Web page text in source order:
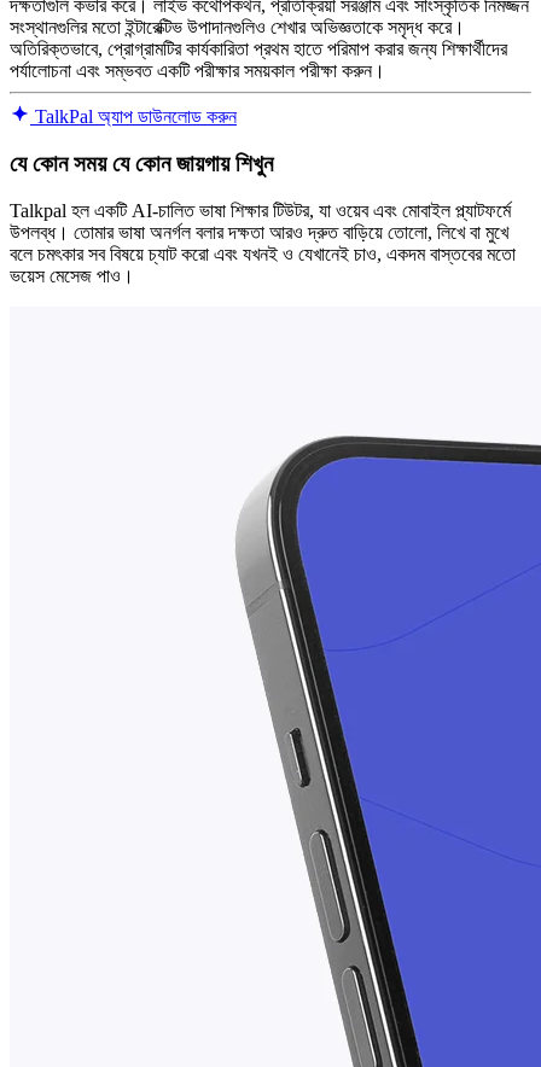
দক্ষতাগুলি কভার করে। লাইভ কথোপকথন, প্রতিক্রিয়া সরঞ্জাম এবং সাংস্কৃতিক নিমজ্জন
সংস্থানগুলির মতো ইন্টারেক্টিভ উপাদানগুলিও শেখার অভিজ্ঞতাকে সমৃদ্ধ করে।
অতিরিক্তভাবে, প্রোগ্রামটির কার্যকারিতা প্রথম হাতে পরিমাপ করার জন্য শিক্ষার্থীদের
পর্যালোচনা এবং সম্ভবত একটি পরীক্ষার সময়কাল পরীক্ষা করুন।
TalkPal অ্যাপ ডাউনলোড করুন
যে কোন সময় যে কোন জায়গায় শিখুন
Talkpal হল একটি AI-চালিত ভাষা শিক্ষার টিউটর, যা ওয়েব এবং মোবাইল প্ল্যাটফর্মে
উপলব্ধ। তোমার ভাষা অনর্গল বলার দক্ষতা আরও দ্রুত বাড়িয়ে তোলো, লিখে বা মুখে
বলে চমৎকার সব বিষয়ে চ্যাট করো এবং যখনই ও যেখানেই চাও, একদম বাস্তবের মতো
ভয়েস মেসেজ পাও।